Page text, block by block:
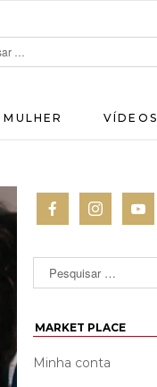
VÍDEOS
MARKET PLACE
Minha conta